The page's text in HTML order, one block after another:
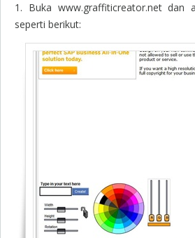
1. Buka www.graffiticreator.net dan
seperti berikut: